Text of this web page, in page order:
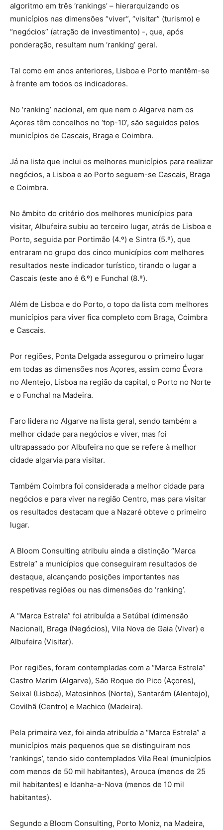
algoritmo em três ‘rankings’ – hierarquizando os
municípios nas dimensões “viver”, “visitar” (turismo) e
“negócios” (atração de investimento) -, que, após
ponderação, resultam num ‘ranking’ geral.
Tal como em anos anteriores, Lisboa e Porto mantêm-se
à frente em todos os indicadores.
No ‘ranking’ nacional, em que nem o Algarve nem os
Açores têm concelhos no ‘top-10’, são seguidos pelos
municípios de Cascais, Braga e Coimbra.
Já na lista que inclui os melhores municípios para realizar
negócios, a Lisboa e ao Porto seguem-se Cascais, Braga
e Coimbra.
No âmbito do critério dos melhores municípios para
visitar, Albufeira subiu ao terceiro lugar, atrás de Lisboa e
Porto, seguida por Portimão (4.º) e Sintra (5.º), que
entraram no grupo dos cinco municípios com melhores
resultados neste indicador turístico, tirando o lugar a
Cascais (este ano é 6.º) e Funchal (8.º).
Além de Lisboa e do Porto, o topo da lista com melhores
municípios para viver fica completo com Braga, Coimbra
e Cascais.
Por regiões, Ponta Delgada assegurou o primeiro lugar
em todas as dimensões nos Açores, assim como Évora
no Alentejo, Lisboa na região da capital, o Porto no Norte
e o Funchal na Madeira.
Faro lidera no Algarve na lista geral, sendo também a
melhor cidade para negócios e viver, mas foi
ultrapassado por Albufeira no que se refere à melhor
cidade algarvia para visitar.
Também Coimbra foi considerada a melhor cidade para
negócios e para viver na região Centro, mas para visitar
os resultados destacam que a Nazaré obteve o primeiro
lugar.
A Bloom Consulting atribuiu ainda a distinção “Marca
Estrela” a municípios que conseguiram resultados de
destaque, alcançando posições importantes nas
respetivas regiões ou nas dimensões do ‘ranking’.
A “Marca Estrela” foi atribuída a Setúbal (dimensão
Nacional), Braga (Negócios), Vila Nova de Gaia (Viver) e
Albufeira (Visitar).
Por regiões, foram contempladas com a “Marca Estrela”
Castro Marim (Algarve), São Roque do Pico (Açores),
Seixal (Lisboa), Matosinhos (Norte), Santarém (Alentejo),
Covilhã (Centro) e Machico (Madeira).
Pela primeira vez, foi ainda atribuída a “Marca Estrela” a
municípios mais pequenos que se distinguiram nos
‘rankings’, tendo sido contemplados Vila Real (municípios
com menos de 50 mil habitantes), Arouca (menos de 25
mil habitantes) e Idanha-a-Nova (menos de 10 mil
habitantes).
Segundo a Bloom Consulting, Porto Moniz, na Madeira,